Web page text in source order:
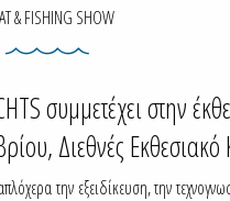
& FISHING SHOW
συμμετέχει στην
Διεθνές Εκθεσιακό
την εξειδίκευση, την